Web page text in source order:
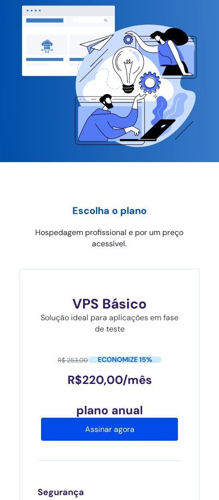
Escolha o plano
Hospedagem profissional e por um preço
acessível.​
VPS Básico
Solução ideal para aplicações em fase
de teste
R$ 253,00 ECONOMIZE 15%
R$220,00/mês
plano anual
Assinar agora
Segurança